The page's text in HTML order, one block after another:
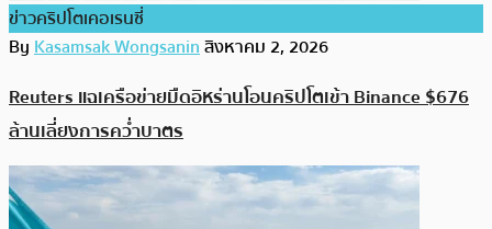
ข่าวคริปโตเคอเรนซี่
ByKasamsak Wongsaninสิงหาคม 2, 2026
Reuters แฉเครือข่ายมืดอิหร่านโอนคริปโตเข้า Binance $676
ล้านเลี่ยงการคว่ำบาตร